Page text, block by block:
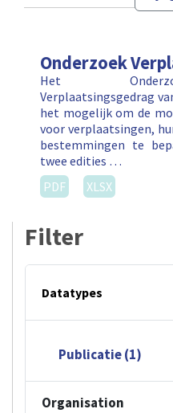
Onderzoek
Het
Verplaatsingsgedrag
het mogelijk om de
voor verplaatsingen,
bestemmingen te
twee edities …
PDF
XLSX
Filter
Datatypes
Publicatie (1)
Organisation